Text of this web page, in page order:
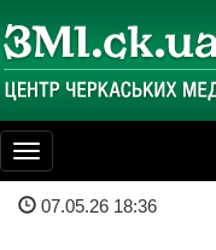
Toggle
navigation
07.05.26 18:36